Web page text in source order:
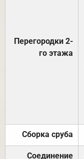
Перегородки 2-
го этажа
Сборка сруба
Соединение